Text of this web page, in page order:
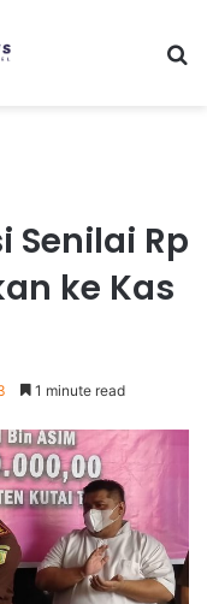
Senilai Rp
ke Kas
1 minute read